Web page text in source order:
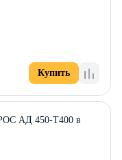
Купить
АД 450-Т400 в